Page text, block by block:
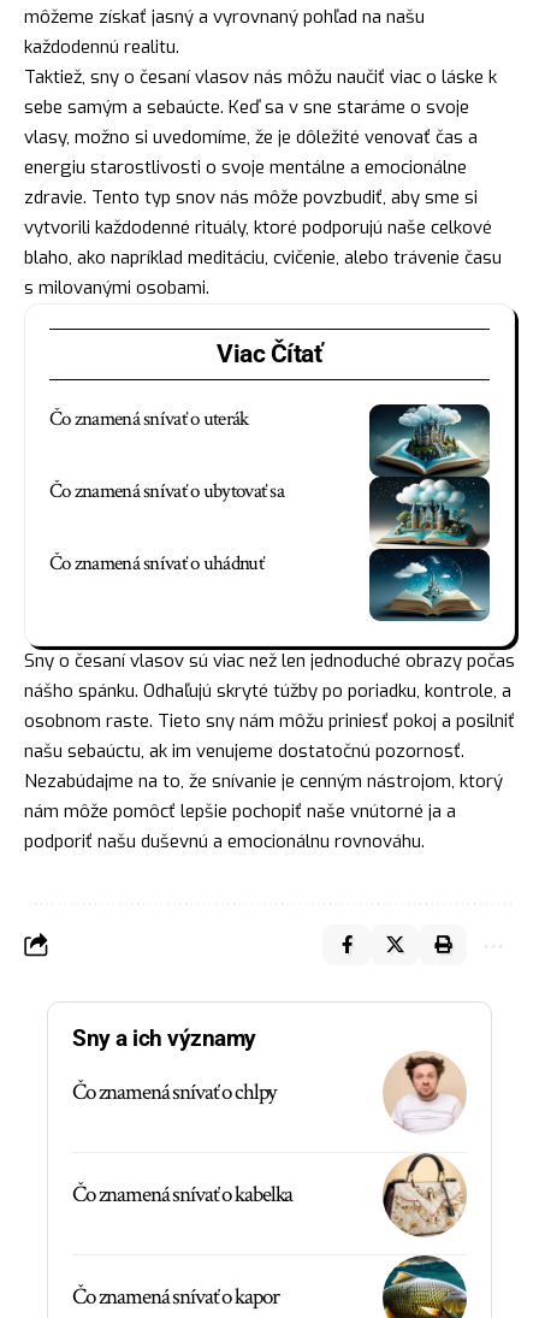
môžeme získať jasný a vyrovnaný pohľad na našu
každodennú realitu.
Taktiež, sny o česaní vlasov nás môžu naučiť viac o láske k
sebe samým a sebaúcte. Keď sa v sne staráme o svoje
vlasy, možno si uvedomíme, že je dôležité venovať čas a
energiu starostlivosti o svoje mentálne a emocionálne
zdravie. Tento typ snov nás môže povzbudiť, aby sme si
vytvorili každodenné rituály, ktoré podporujú naše celkové
blaho, ako napríklad meditáciu, cvičenie, alebo trávenie času
s milovanými osobami.
Viac Čítať
Čo znamená snívať o uterák
Čo znamená snívať o ubytovať sa
Čo znamená snívať o uhádnuť
Sny o česaní vlasov sú viac než len jednoduché obrazy počas
nášho spánku. Odhaľujú skryté túžby po poriadku, kontrole, a
osobnom raste. Tieto sny nám môžu priniesť pokoj a posilniť
našu sebaúctu, ak im venujeme dostatočnú pozornosť.
Nezabúdajme na to, že snívanie je cenným nástrojom, ktorý
nám môže pomôcť lepšie pochopiť naše vnútorné ja a
podporiť našu duševnú a emocionálnu rovnováhu.
Sny a ich významy
Čo znamená snívať o chlpy
Čo znamená snívať o kabelka
Čo znamená snívať o kapor